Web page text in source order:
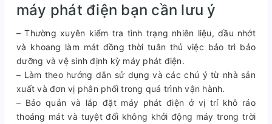
máy phát điện bạn cần lưu ý
– Thường xuyên kiểm tra tình trạng nhiên liệu, dầu nhớt
và khoang làm mát đồng thời tuân thủ việc bảo trì bảo
dưỡng và vệ sinh định kỳ máy phát điện.
– Làm theo hướng dẫn sử dụng và các chú ý từ nhà sản
xuất và đơn vị phân phối trong quá trình vận hành.
– Bảo quản và lắp đặt máy phát điện ở vị trí khô ráo
thoáng mát và tuyệt đối không khởi động máy trong trời